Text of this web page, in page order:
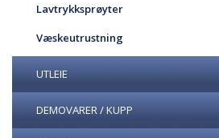
Lavtrykksprøyter
Væskeutrustning
UTLEIE
DEMOVARER / KUPP